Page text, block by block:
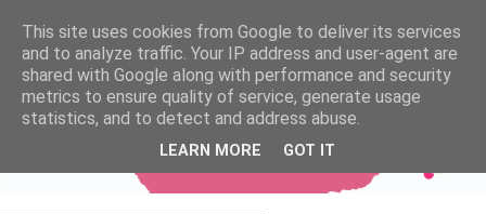
This site uses cookies from Google to deliver its services
and to analyze traffic. Your IP address and user-agent are
shared with Google along with performance and security
metrics to ensure quality of service, generate usage
statistics, and to detect and address abuse.
LEARN MORE GOT IT